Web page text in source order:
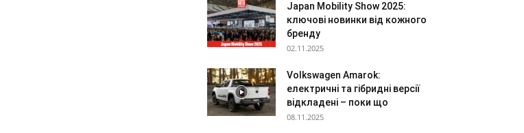
Japan Mobility Show 2025:
ключові новинки від кожного
бренду
02.11.2025
Volkswagen Amarok:
електричні та гібридні версії
відкладені – поки що
08.11.2025